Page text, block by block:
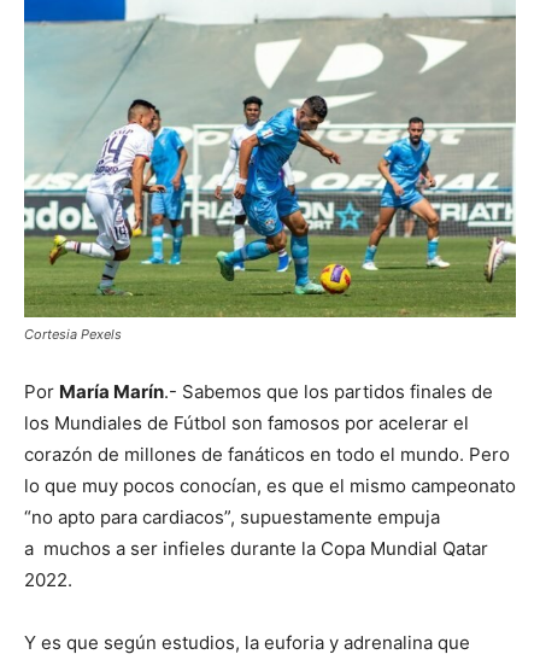
Cortesia Pexels
Por María Marín.- Sabemos que los partidos finales de
los Mundiales de Fútbol son famosos por acelerar el
corazón de millones de fanáticos en todo el mundo. Pero
lo que muy pocos conocían, es que el mismo campeonato
“no apto para cardiacos”, supuestamente empuja
a muchos a ser infieles durante la Copa Mundial Qatar
2022.
Y es que según estudios, la euforia y adrenalina que